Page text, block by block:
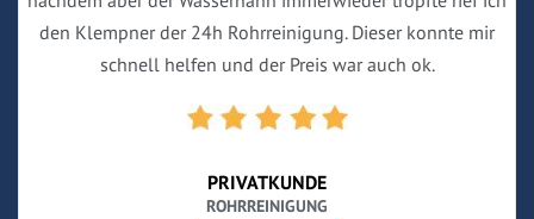
den Klempner der 24h Rohrreinigung. Dieser konnte mir
schnell helfen und der Preis war auch ok.
PRIVATKUNDE
ROHRREINIGUNG